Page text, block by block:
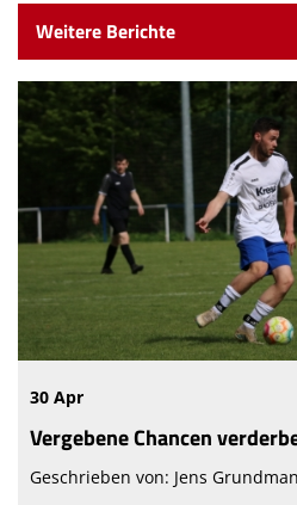
Weitere Berichte
30 Apr
Vergebene Chancen
Geschrieben von: Jens